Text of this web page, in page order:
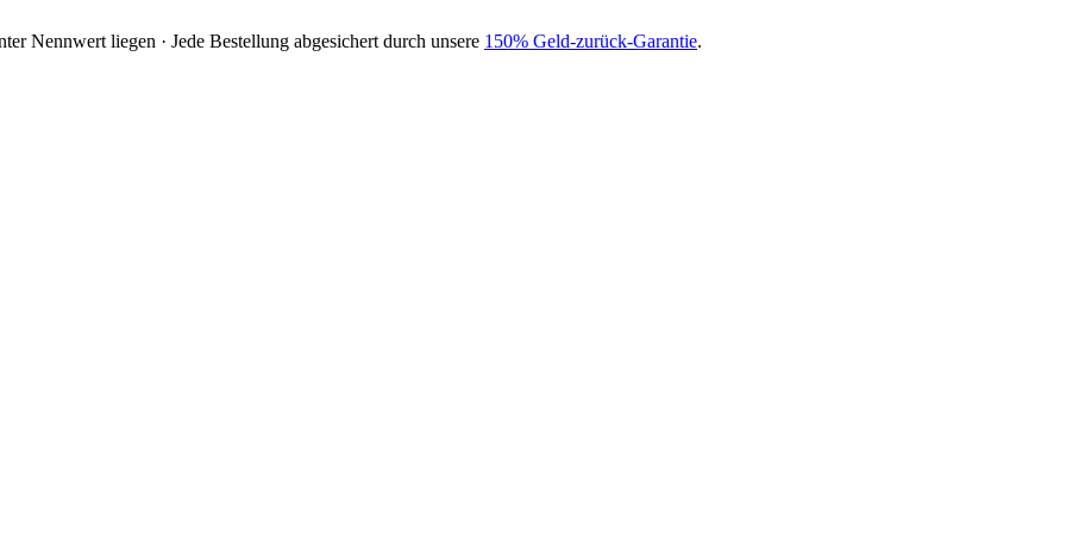
Nennwert liegen · Jede Bestellung abgesichert durch unsere 150% Geld-zurück-Garantie.